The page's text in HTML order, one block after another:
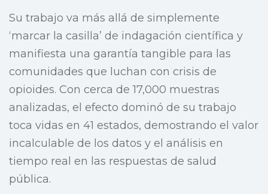
Su trabajo va más allá de simplemente
‘marcar la casilla’ de indagación científica y
manifiesta una garantía tangible para las
comunidades que luchan con crisis de
opioides. Con cerca de 17,000 muestras
analizadas, el efecto dominó de su trabajo
toca vidas en 41 estados, demostrando el valor
incalculable de los datos y el análisis en
tiempo real en las respuestas de salud
pública.